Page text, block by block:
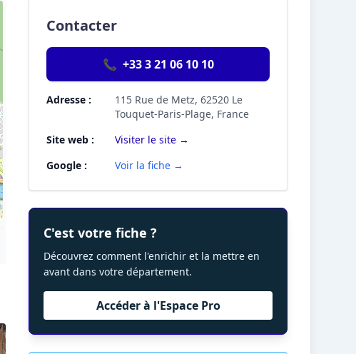
Contacter
📞 +33 3 21 06 10 10
Adresse :
115 Rue de Metz, 62520 Le
Touquet-Paris-Plage, France
Site web :
Visiter le site →
Google :
Voir la fiche →
C'est votre fiche ?
Découvrez comment l'enrichir et la mettre en
avant dans votre département.
Accéder à l'Espace Pro